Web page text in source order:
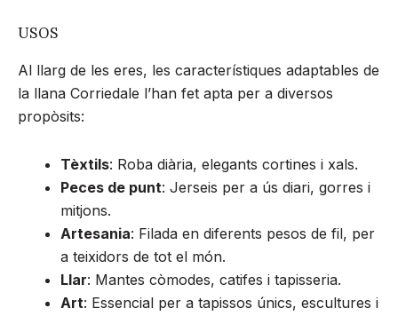
USOS
Al llarg de les eres, les característiques adaptables de
la llana Corriedale l’han fet apta per a diversos
propòsits:
Tèxtils: Roba diària, elegants cortines i xals.
Peces de punt: Jerseis per a ús diari, gorres i
mitjons.
Artesania: Filada en diferents pesos de fil, per
a teixidors de tot el món.
Llar: Mantes còmodes, catifes i tapisseria.
Art: Essencial per a tapissos únics, escultures i